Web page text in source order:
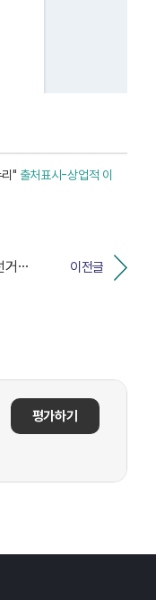
" 출처표시-상업적 이
이전글
제21대 대통령선거 공정선거지원단(선거지원단) 추가모집...
평가하기